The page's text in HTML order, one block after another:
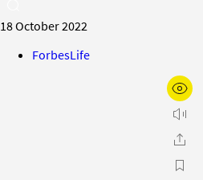
18 October 2022
ForbesLife